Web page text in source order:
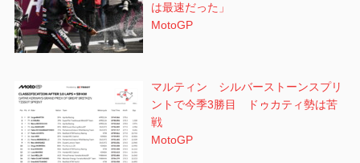
は最速だった」
MotoGP
マルティン シルバーストーンスプリ
ントで今季3勝目 ドゥカティ勢は苦
戦
MotoGP